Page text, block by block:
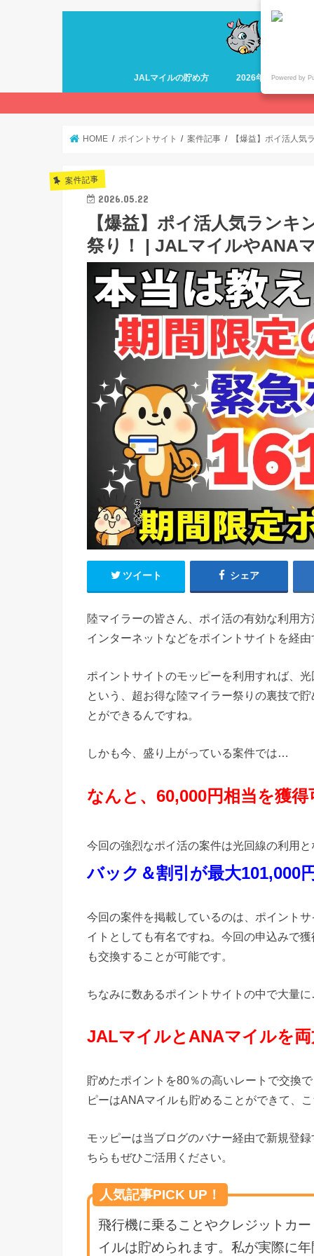
JALマイルの貯め方 2026年最新 ANAマ
HOME ポイントサイト 案件記事 【爆益】ポイ活人気
案件記事
2026.05.22
【爆益】ポイ活人気ラン
祭り！ | JALマイルやANA
ツイート シェア
陸マイラーの皆さん、ポイ活の有効な利用
インターネットなどをポイントサイトを経
ポイントサイトのモッピーを利用すれば、
という、超お得な陸マイラー祭りの裏技で
とができるんですね。
しかも今、盛り上がっている案件では…
なんと、60,000円相当を獲得
今回の強烈なポイ活の案件は光回線の利用
バック＆割引が最大101,000
今回の案件を掲載しているのは、ポイント
イトとしても有名ですね。今回の申込みで
も交換することが可能です。
ちなみに数あるポイントサイトの中で大量
JALマイルとANAマイルを両
貯めたポイントを80％の高いレートで交換
ピーはANAマイルも貯めることができて、
モッピーは当ブログのバナー経由で新規登
ちらもぜひご活用ください。
人気記事PICK UP！
飛行機に乗ることやクレジットカ
イルは貯められます。私が実際に
Powered by